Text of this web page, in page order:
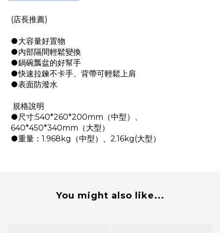
(店長推薦)
●大容量好置物
●內部隔間輕鬆變換
●鍋碗瓢盆的好幫手
●快速拉鍊不卡手、背帶可輕鬆上肩
●表面防潑水
規格說明
●尺寸:540*260*200mm（中型）、
640*450*340mm（大型）
●重量：1.968kg（中型）、2.16kg(大型）
You might also like...